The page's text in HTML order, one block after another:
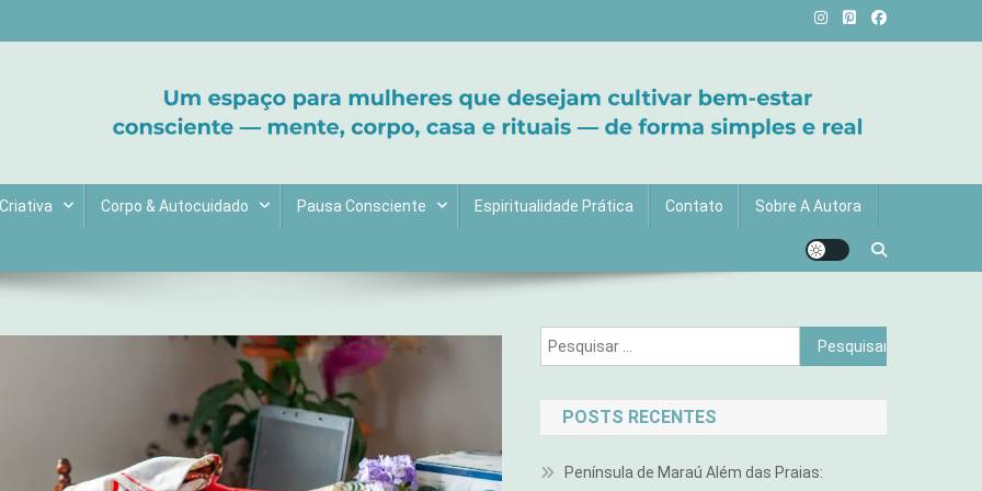
Corpo & Autocuidado Pausa Consciente Espiritualidade Prática Contato Sobre A Autora
Pesquisar
por:
POSTS RECENTES
Península de Maraú Além das Praias: